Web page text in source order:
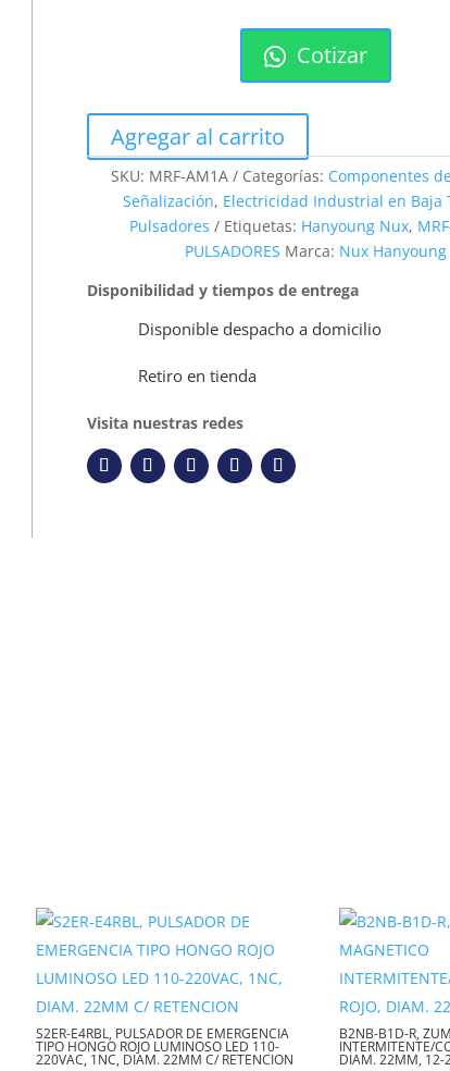
Cotizar
Agregar al carrito
SKU: MRF-AM1A Categorías: Componentes
Señalización, Electricidad Industrial en Baja
Pulsadores
Etiquetas: Hanyoung Nux,
PULSADORES Marca: Nux Hanyoung
Disponibilidad y tiempos de entrega
Disponible despacho a domicilio
Retiro en tienda
Visita nuestras redes
S2ER-E4RBL, PULSADOR DE EMERGENCIA
TIPO HONGO ROJO LUMINOSO LED 110-
220VAC, 1NC, DIAM. 22MM C/ RETENCION
B2NB-B1D-R,
INTERMITENTE/
DIAM. 22MM, 12-